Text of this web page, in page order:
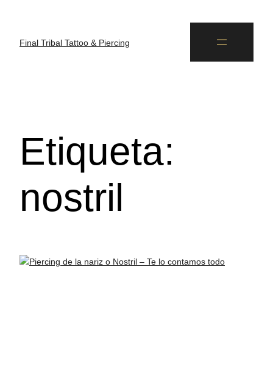
Final Tribal Tattoo & Piercing
Etiqueta:
nostril